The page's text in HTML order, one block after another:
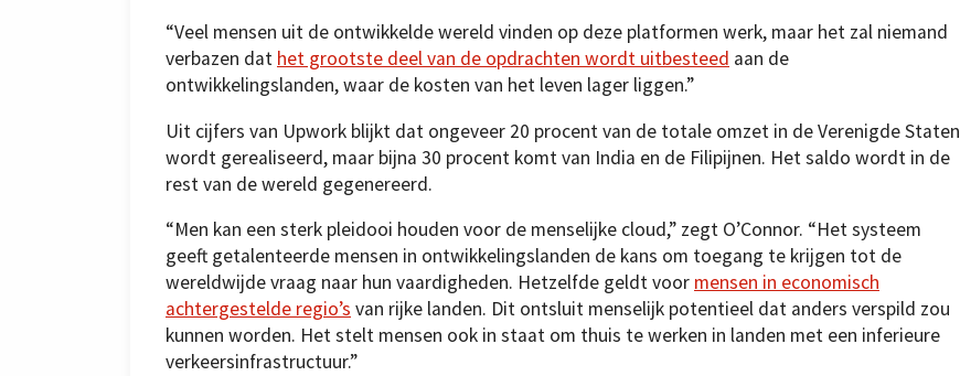
“Veel mensen uit de ontwikkelde wereld vinden op deze platformen werk, maar het zal niemand
verbazen dat het grootste deel van de opdrachten wordt uitbesteed aan de
ontwikkelingslanden, waar de kosten van het leven lager liggen.”
Uit cijfers van Upwork blijkt dat ongeveer 20 procent van de totale omzet in de Verenigde Staten
wordt gerealiseerd, maar bijna 30 procent komt van India en de Filipijnen. Het saldo wordt in de
rest van de wereld gegenereerd.
“Men kan een sterk pleidooi houden voor de menselijke cloud,” zegt O’Connor. “Het systeem
geeft getalenteerde mensen in ontwikkelingslanden de kans om toegang te krijgen tot de
wereldwijde vraag naar hun vaardigheden. Hetzelfde geldt voor mensen in economisch
achtergestelde regio’s van rijke landen. Dit ontsluit menselijk potentieel dat anders verspild zou
kunnen worden. Het stelt mensen ook in staat om thuis te werken in landen met een inferieure
verkeersinfrastructuur.”